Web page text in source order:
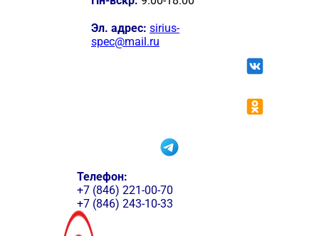
Эл. адрес: sirius-
spec@mail.ru
Телефон:
+7 (846) 221-00-70
+7 (846) 243-10-33